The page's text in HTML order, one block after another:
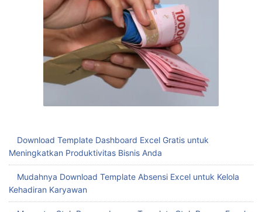
Download Template Dashboard Excel Gratis untuk
Meningkatkan Produktivitas Bisnis Anda
Mudahnya Download Template Absensi Excel untuk Kelola
Kehadiran Karyawan